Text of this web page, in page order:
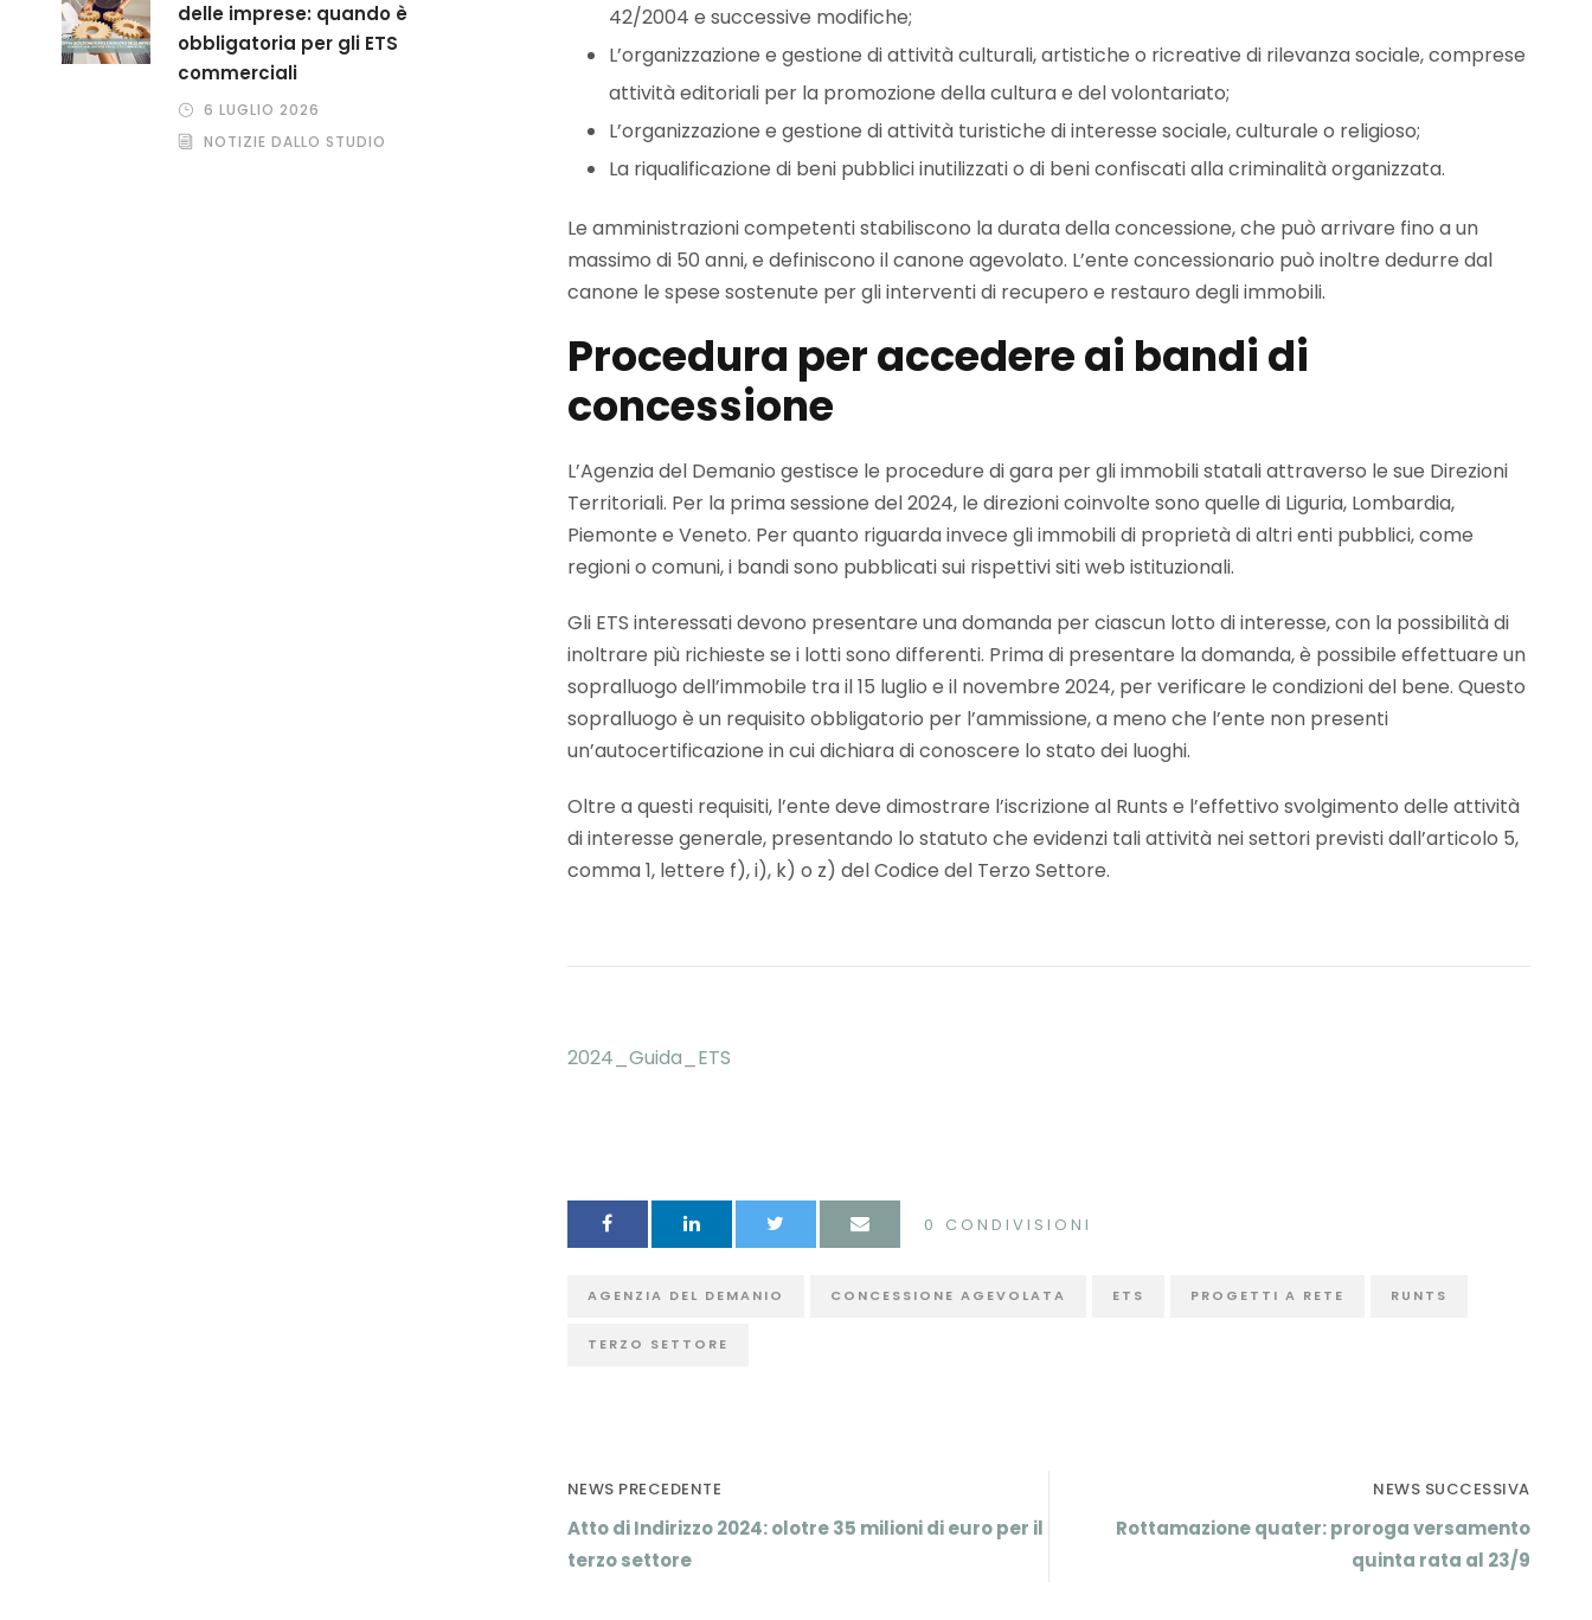
42/2004 e successive modifiche;
L’organizzazione e gestione di attività culturali, artistiche o ricreative di rilevanza sociale, comprese
attività editoriali per la promozione della cultura e del volontariato;
L’organizzazione e gestione di attività turistiche di interesse sociale, culturale o religioso;
La riqualificazione di beni pubblici inutilizzati o di beni confiscati alla criminalità organizzata.
Le amministrazioni competenti stabiliscono la durata della concessione, che può arrivare fino a un
massimo di 50 anni, e definiscono il canone agevolato. L’ente concessionario può inoltre dedurre dal
canone le spese sostenute per gli interventi di recupero e restauro degli immobili.
Procedura per accedere ai bandi di
concessione
L’Agenzia del Demanio gestisce le procedure di gara per gli immobili statali attraverso le sue Direzioni
Territoriali. Per la prima sessione del 2024, le direzioni coinvolte sono quelle di Liguria, Lombardia,
Piemonte e Veneto. Per quanto riguarda invece gli immobili di proprietà di altri enti pubblici, come
regioni o comuni, i bandi sono pubblicati sui rispettivi siti web istituzionali.
Gli ETS interessati devono presentare una domanda per ciascun lotto di interesse, con la possibilità di
inoltrare più richieste se i lotti sono differenti. Prima di presentare la domanda, è possibile effettuare un
sopralluogo dell’immobile tra il 15 luglio e il novembre 2024, per verificare le condizioni del bene. Questo
sopralluogo è un requisito obbligatorio per l’ammissione, a meno che l’ente non presenti
un’autocertificazione in cui dichiara di conoscere lo stato dei luoghi.
Oltre a questi requisiti, l’ente deve dimostrare l’iscrizione al Runts e l’effettivo svolgimento delle attività
di interesse generale, presentando lo statuto che evidenzi tali attività nei settori previsti dall’articolo 5,
comma 1, lettere f), i), k) o z) del Codice del Terzo Settore.
2024_Guida_ETS
0 CONDIVISIONI
AGENZIA DEL DEMANIO CONCESSIONE AGEVOLATA ETS PROGETTI A RETE RUNTS
TERZO SETTORE
NEWS PRECEDENTE
Atto di Indirizzo 2024: olotre 35 milioni di euro per il
terzo settore
NEWS SUCCESSIVA
Rottamazione quater: proroga versamento
quinta rata al 23/9
delle imprese: quando è
obbligatoria per gli ETS
commerciali
6 LUGLIO 2026
NOTIZIE DALLO STUDIO